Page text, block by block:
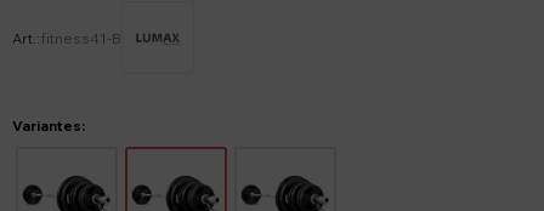
fitness41-B
Variantes: